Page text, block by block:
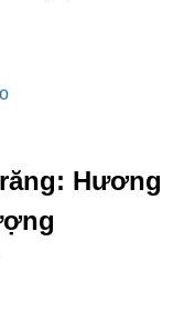
Hương